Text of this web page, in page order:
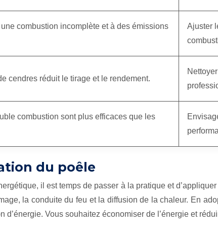
combustion incomplète et à des émissions
Ajuster
cendres réduit le tirage et le rendement.
combustion sont plus efficaces que les
du poêle
il est temps de passer à la pratique et
la conduite du feu et la diffusion de la chaleur. En
Vous souhaitez économiser de l’énergie et